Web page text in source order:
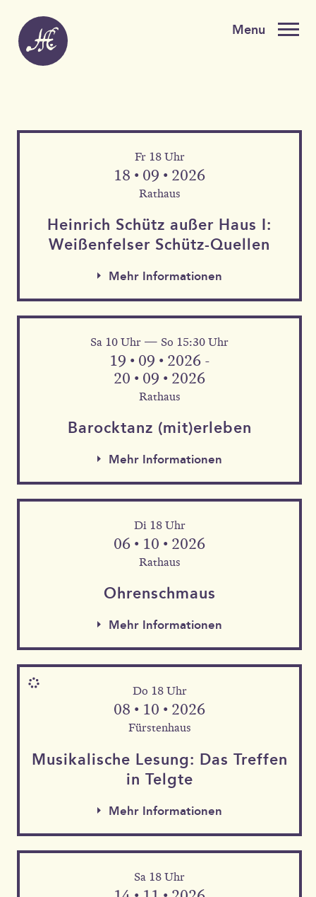
Fr 18 Uhr
18 • 09 • 2026
Rathaus
Heinrich Schütz außer Haus I:
Weißen­felser Schütz-Quellen
Mehr Informationen
Mehr Informationen
Sa 10 Uhr — So 15:30 Uhr
19 • 09 • 2026 -
20 • 09 • 2026
Rathaus
Barock­tanz (mit)erleben
Mehr Informationen
Mehr Informationen
Di 18 Uhr
06 • 10 • 2026
Rathaus
Ohren­schmaus
Mehr Informationen
Do 18 Uhr
08 • 10 • 2026
Fürstenhaus
Musika­lische Le­sung: Das Tref­fen
in Telgte
Mehr Informationen
Mehr Informationen
Sa 18 Uhr